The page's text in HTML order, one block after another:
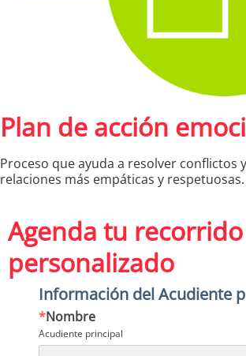
Plan de acción
Proceso que ayuda a resolver conflictos
relaciones más empáticas y respetuosas.
Agenda tu recorrido
personalizado
Información del Acudiente
Nombre
*
Acudiente principal